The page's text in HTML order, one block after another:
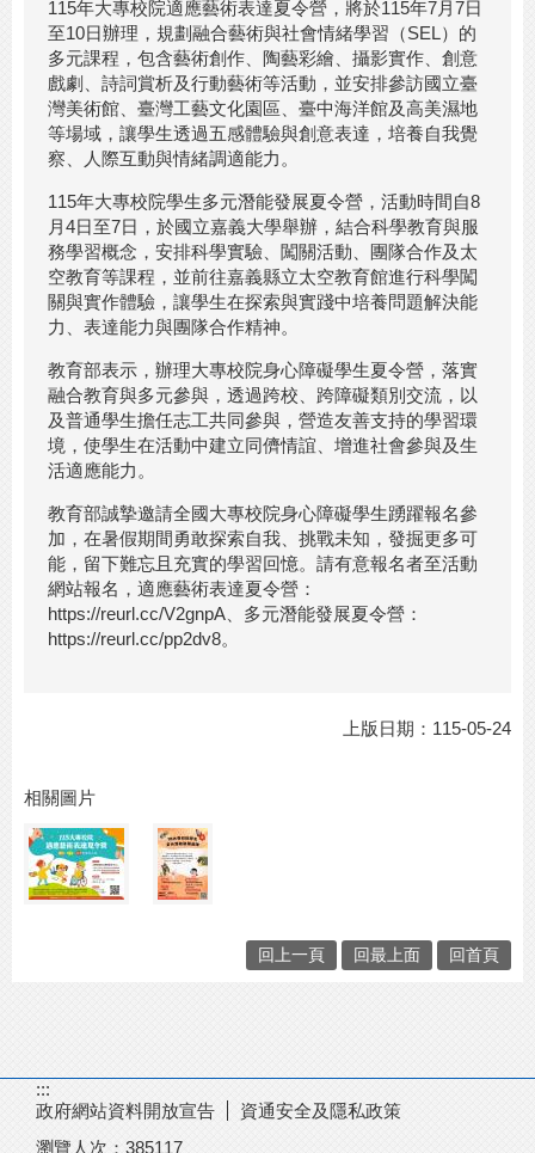
115年大專校院適應藝術表達夏令營，將於115年7月7日
至10日辦理，規劃融合藝術與社會情緒學習（SEL）的
多元課程，包含藝術創作、陶藝彩繪、攝影實作、創意
戲劇、詩詞賞析及行動藝術等活動，並安排參訪國立臺
灣美術館、臺灣工藝文化園區、臺中海洋館及高美濕地
等場域，讓學生透過五感體驗與創意表達，培養自我覺
察、人際互動與情緒調適能力。
115年大專校院學生多元潛能發展夏令營，活動時間自8
月4日至7日，於國立嘉義大學舉辦，結合科學教育與服
務學習概念，安排科學實驗、闖關活動、團隊合作及太
空教育等課程，並前往嘉義縣立太空教育館進行科學闖
關與實作體驗，讓學生在探索與實踐中培養問題解決能
力、表達能力與團隊合作精神。
教育部表示，辦理大專校院身心障礙學生夏令營，落實
融合教育與多元參與，透過跨校、跨障礙類別交流，以
及普通學生擔任志工共同參與，營造友善支持的學習環
境，使學生在活動中建立同儕情誼、增進社會參與及生
活適應能力。
教育部誠摯邀請全國大專校院身心障礙學生踴躍報名參
加，在暑假期間勇敢探索自我、挑戰未知，發掘更多可
能，留下難忘且充實的學習回憶。請有意報名者至活動
網站報名，適應藝術表達夏令營：
https://reurl.cc/V2gnpA、多元潛能發展夏令營：
https://reurl.cc/pp2dv8。
上版日期：115-05-24
相關圖片
回上一頁 回最上面 回首頁
:::
政府網站資料開放宣告
資通安全及隱私政策
瀏覽人次： 385117